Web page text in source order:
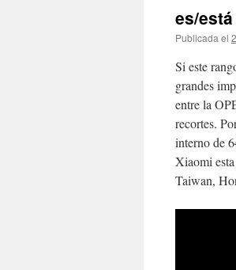
es/
Publicada el
Si este
grandes
entre la
recortes.
interno de
Xiaomi
Taiwan,